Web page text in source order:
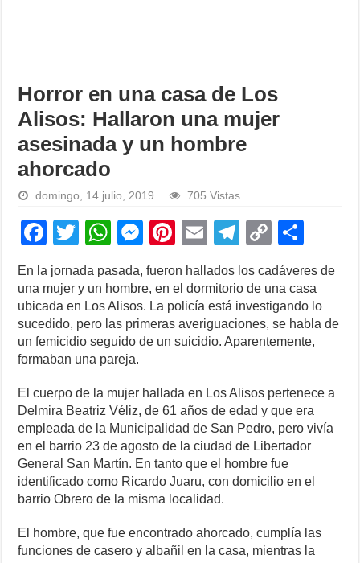
Horror en una casa de Los
Alisos: Hallaron una mujer
asesinada y un hombre
ahorcado
domingo, 14 julio, 2019 705 Vistas
F
a
c
e
b
o
o
k
T
wi
tt
er
W
at
s
A
p
p
M
e
ss
e
n
er
Pi
nt
er
e
st
E
m
ail
T
el
e
gr
a
C
o
p
y
Li
k
ar
e
En la jornada pasada, fueron hallados los cadáveres de
una mujer y un hombre, en el dormitorio de una casa
ubicada en Los Alisos. La policía está investigando lo
sucedido, pero las primeras averiguaciones, se habla de
un femicidio seguido de un suicidio. Aparentemente,
formaban una pareja.
El cuerpo de la mujer hallada en Los Alisos pertenece a
Delmira Beatriz Véliz, de 61 años de edad y que era
empleada de la Municipalidad de San Pedro, pero vivía
en el barrio 23 de agosto de la ciudad de Libertador
General San Martín. En tanto que el hombre fue
identificado como Ricardo Juaru, con domicilio en el
barrio Obrero de la misma localidad.
El hombre, que fue encontrado ahorcado, cumplía las
funciones de casero y albañil en la casa, mientras la